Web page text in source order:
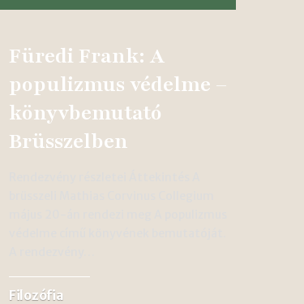
Füredi Frank: A
populizmus védelme –
könyvbemutató
Brüsszelben
Filozófia